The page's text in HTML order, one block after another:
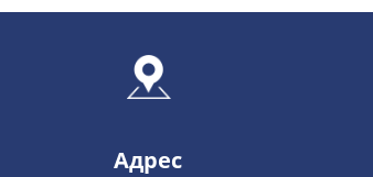
Адрес